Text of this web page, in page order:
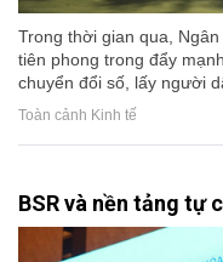
Trong thời gian qua,
tiên phong trong đẩy
chuyển đổi số, lấy người
Toàn cảnh Kinh tế
BSR và nền tảng tự